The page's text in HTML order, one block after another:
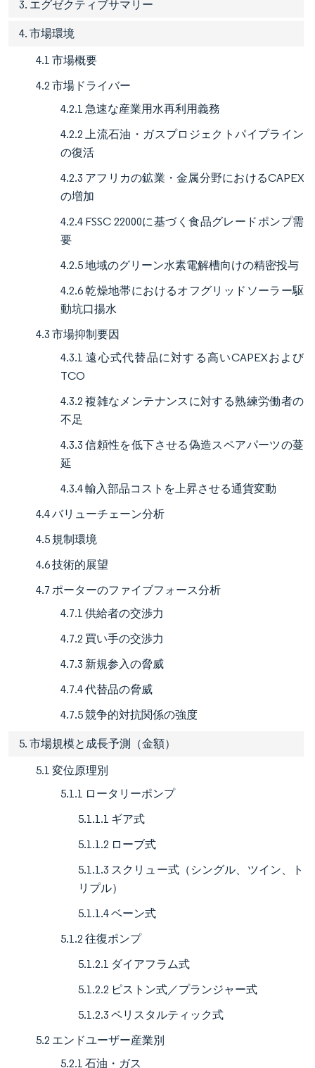
3. エグゼクティブサマリー
4. 市場環境
4.1 市場概要
4.2 市場ドライバー
4.2.1 急速な産業用水再利用義務
4.2.2 上流石油・ガスプロジェクトパイプライン
の復活
4.2.3 アフリカの鉱業・金属分野におけるCAPEX
の増加
4.2.4 FSSC 22000に基づく食品グレードポンプ需
要
4.2.5 地域のグリーン水素電解槽向けの精密投与
4.2.6 乾燥地帯におけるオフグリッドソーラー駆
動坑口揚水
4.3 市場抑制要因
4.3.1 遠心式代替品に対する高いCAPEXおよび
TCO
4.3.2 複雑なメンテナンスに対する熟練労働者の
不足
4.3.3 信頼性を低下させる偽造スペアパーツの蔓
延
4.3.4 輸入部品コストを上昇させる通貨変動
4.4 バリューチェーン分析
4.5 規制環境
4.6 技術的展望
4.7 ポーターのファイブフォース分析
4.7.1 供給者の交渉力
4.7.2 買い手の交渉力
4.7.3 新規参入の脅威
4.7.4 代替品の脅威
4.7.5 競争的対抗関係の強度
5. 市場規模と成長予測（金額）
5.1 変位原理別
5.1.1 ロータリーポンプ
5.1.1.1 ギア式
5.1.1.2 ローブ式
5.1.1.3 スクリュー式（シングル、ツイン、ト
リプル）
5.1.1.4 ベーン式
5.1.2 往復ポンプ
5.1.2.1 ダイアフラム式
5.1.2.2 ピストン式／プランジャー式
5.1.2.3 ペリスタルティック式
5.2 エンドユーザー産業別
5.2.1 石油・ガス